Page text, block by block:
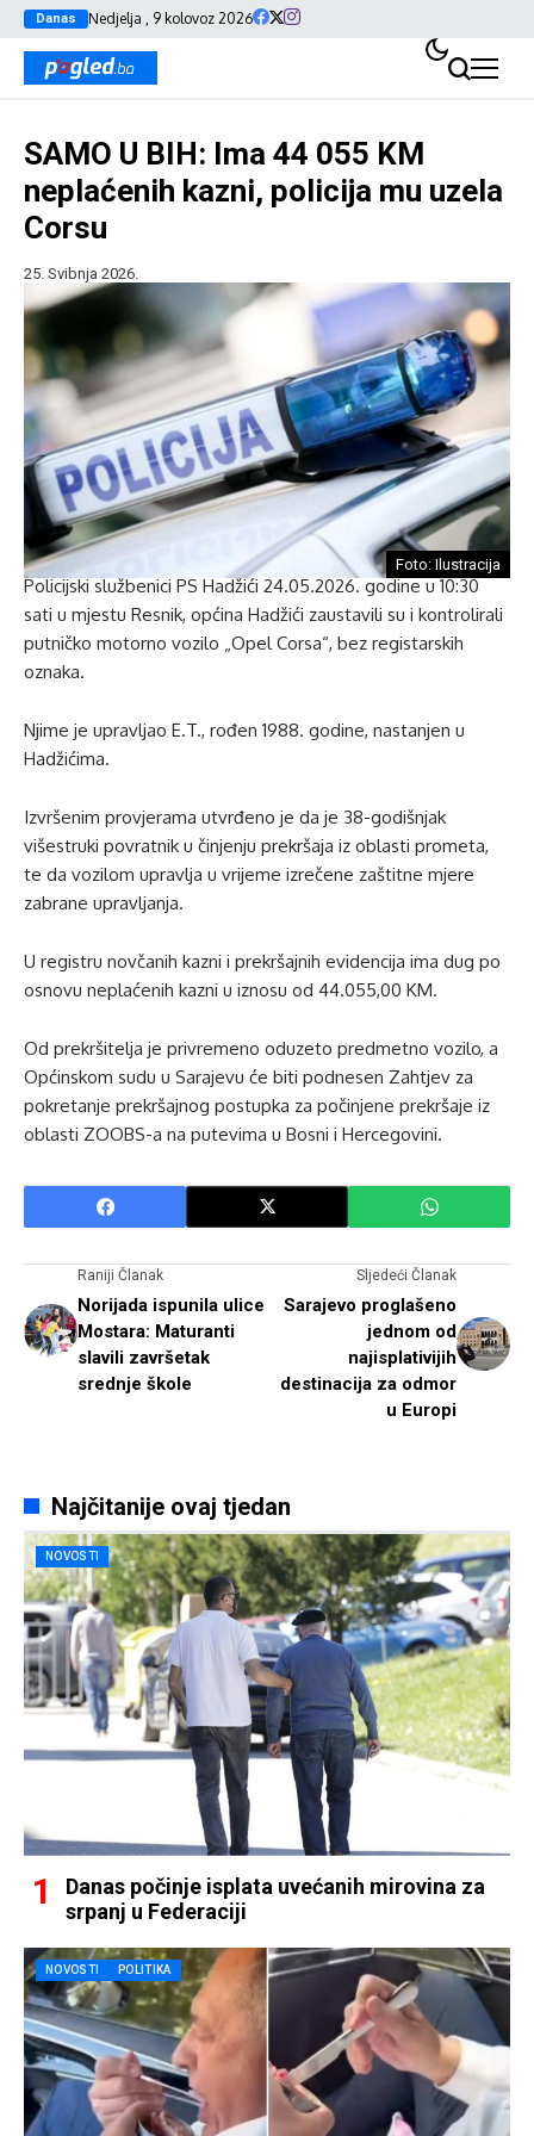
Danas Nedjelja , 9 kolovoz 2026
SAMO U BIH: Ima 44 055 KM
neplaćenih kazni, policija mu uzela
Corsu
25. Svibnja 2026.
Foto: Ilustracija
Policijski službenici PS Hadžići 24.05.2026. godine u 10:30
sati u mjestu Resnik, općina Hadžići zaustavili su i kontrolirali
putničko motorno vozilo „Opel Corsa“, bez registarskih
oznaka.
Njime je upravljao E.T., rođen 1988. godine, nastanjen u
Hadžićima.
Izvršenim provjerama utvrđeno je da je 38-godišnjak
višestruki povratnik u činjenju prekršaja iz oblasti prometa,
te da vozilom upravlja u vrijeme izrečene zaštitne mjere
zabrane upravljanja.
U registru novčanih kazni i prekršajnih evidencija ima dug po
osnovu neplaćenih kazni u iznosu od 44.055,00 KM.
Od prekršitelja je privremeno oduzeto predmetno vozilo, a
Općinskom sudu u Sarajevu će biti podnesen Zahtjev za
pokretanje prekršajnog postupka za počinjene prekršaje iz
oblasti ZOOBS-a na putevima u Bosni i Hercegovini.
Raniji Članak
Norijada ispunila ulice
Mostara: Maturanti
slavili završetak
srednje škole
Sljedeći Članak
Sarajevo proglašeno
jednom od
najisplativijih
destinacija za odmor
u Europi
Najčitanije ovaj tjedan
NOVOSTI
Danas počinje isplata uvećanih mirovina za
srpanj u Federaciji
NOVOSTI POLITIKA